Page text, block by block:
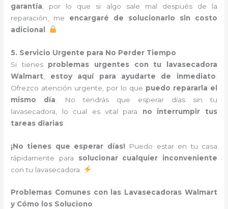
garantía , por lo que si algo sale mal después de la
reparación, me encargaré de solucionarlo sin costo
adicional
5. Servicio Urgente para No Perder Tiempo
Si tienes problemas urgentes con tu lavasecadora
Walmart
estoy aquí para ayudarte de inmediato
Ofrezco atención urgente, por lo que puedo repararla el
mismo día . No tendrás que esperar días sin tu
lavasecadora, lo cual es vital para no interrumpir tus
tareas diarias
¡No tienes que esperar días! Puedo estar en tu casa
rápidamente para solucionar cualquier inconveniente
con tu lavasecadora.
Problemas Comunes con las Lavasecadoras Walmart
y Cómo los Soluciono